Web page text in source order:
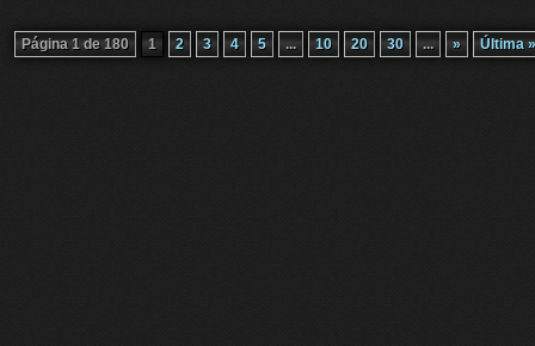
Página 1 de 180 1 2 3 4 5 ... 10 20 30 ... » Última »